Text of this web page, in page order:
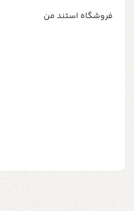
فروشگاه استند من